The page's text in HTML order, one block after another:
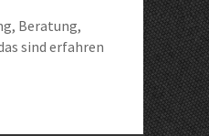
Beratung,
sind erfahren